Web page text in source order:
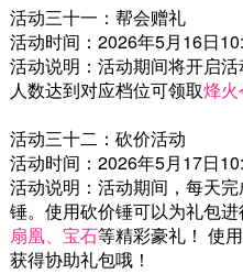
活动三十一：帮会赠礼
活动时间：2026年5月16日
活动说明：活动期间将开启
人数达到对应档位可领取烽
活动三十二：砍价活动
活动时间：2026年5月17日
活动说明：活动期间，每天
锤。使用砍价锤可以为礼包
扇凰、宝石等精彩豪礼！ 使
获得协助礼包哦！